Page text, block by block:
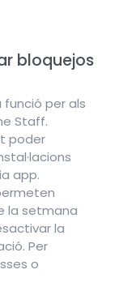
bloquejos
funció per als
Staff.
poder
app.
la setmana
la
Per
o